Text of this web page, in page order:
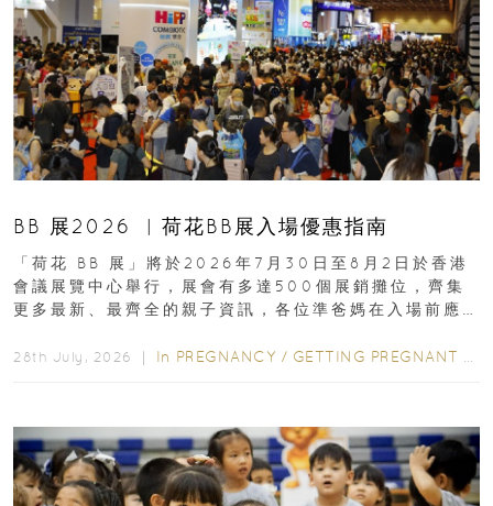
BB 展2026 ︳荷花BB展入場優惠指南
「荷花 BB 展」將於2026年7月30日至8月2日於香港
會議展覽中心舉行，展會有多達500個展銷攤位，齊集
更多最新、最齊全的親子資訊，各位準爸媽在入場前應
28th July, 2026 ｜ In PREGNANCY / GETTING PREGNANT